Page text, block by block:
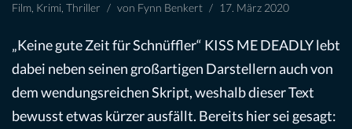
Film Krimi Thriller von Fynn Benkert 17. März 2020
„Keine gute Zeit für Schnüffler“ KISS ME DEADLY lebt
dabei neben seinen großartigen Darstellern auch von
dem wendungsreichen Skript, weshalb dieser Text
bewusst etwas kürzer ausfällt. Bereits hier sei gesagt: